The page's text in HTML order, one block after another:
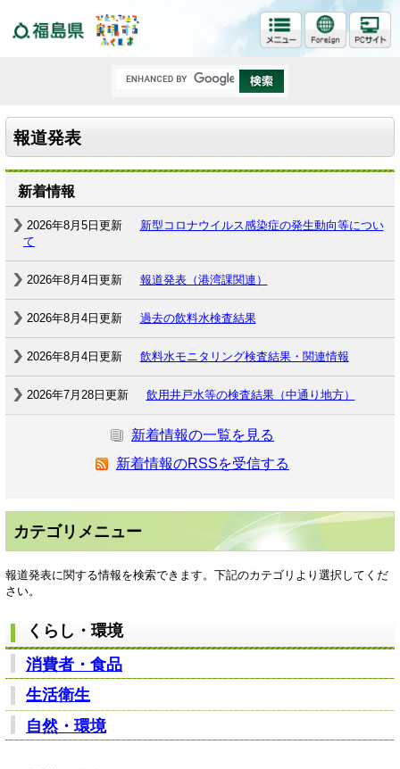
報道発表
新着情報
2026年8月5日更新
新型コロナウイルス感染症の発生動向等につい
て
2026年8月4日更新 報道発表（港湾課関連）
2026年8月4日更新 過去の飲料水検査結果
2026年8月4日更新 飲料水モニタリング検査結果・関連情報
2026年7月28日更新 飲用井戸水等の検査結果（中通り地方）
新着情報の一覧を見る
新着情報のRSSを受信する
カテゴリメニュー
報道発表に関する情報を検索できます。下記のカテゴリより選択してくだ
さい。
くらし・環境
消費者・食品
生活衛生
自然・環境